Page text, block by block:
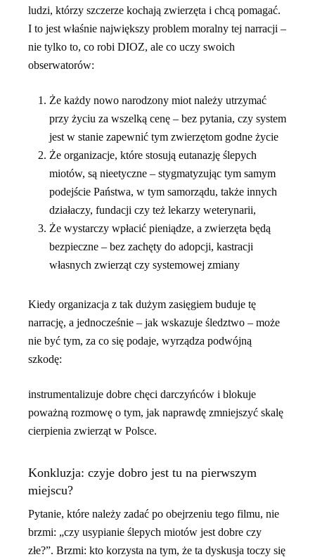
ludzi, którzy szczerze kochają zwierzęta i chcą pomagać.
I to jest właśnie największy problem moralny tej narracji –
nie tylko to, co robi DIOZ, ale couczy swoich
obserwatorów:
Że każdy nowo narodzony miot należy utrzymać
przy życiu za wszelką cenę – bez pytania, czy system
jest w stanie zapewnić tym zwierzętom godne życie
Że organizacje, które stosują eutanazję ślepych
miotów, są nieetyczne – stygmatyzując tym samym
podejście Państwa, w tym samorządu, także innych
działaczy, fundacji czy też lekarzy weterynarii,
Że wystarczy wpłacić pieniądze, a zwierzęta będą
bezpieczne – bez zachęty do adopcji, kastracji
własnych zwierząt czy systemowej zmiany
Kiedy organizacja z tak dużym zasięgiem buduje tę
narrację, a jednocześnie – jak wskazuje śledztwo – może
nie być tym, za co się podaje, wyrządza podwójną
szkodę:
instrumentalizuje dobre chęci darczyńców i blokuje
poważną rozmowę o tym, jak naprawdę zmniejszyć skalę
cierpienia zwierząt w Polsce.
Konkluzja: czyje dobro jest tu na pierwszym
miejscu?
Pytanie, które należy zadać po obejrzeniu tego filmu, nie
brzmi: „czy usypianie ślepych miotów jest dobre czy
złe?”. Brzmi: kto korzysta na tym, że ta dyskusja toczy się